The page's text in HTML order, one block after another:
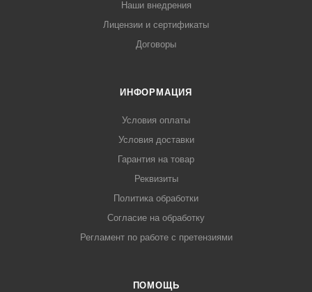
Наши внедрения
Лицензии и сертификаты
Договоры
ИНФОРМАЦИЯ
Условия оплаты
Условия доставки
Гарантия на товар
Реквизиты
Политика обработки
Согласие на обработку
Регламент по работе с претензиями
ПОМОЩЬ